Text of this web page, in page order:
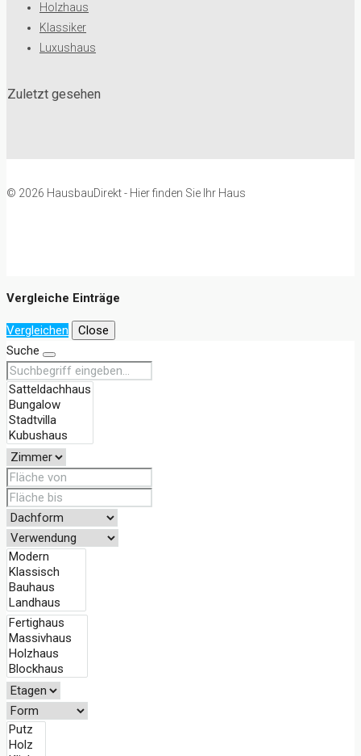
Holzhaus
Klassiker
Luxushaus
Zuletzt gesehen
© 2026 HausbauDirekt - Hier finden Sie Ihr Haus
Vergleiche Einträge
Vergleichen
Close
Suche